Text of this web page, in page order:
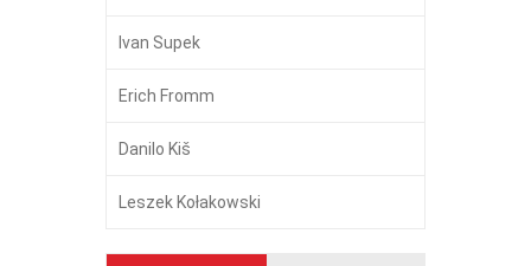
Ivan Supek
Erich Fromm
Danilo Kiš
Leszek Kołakowski